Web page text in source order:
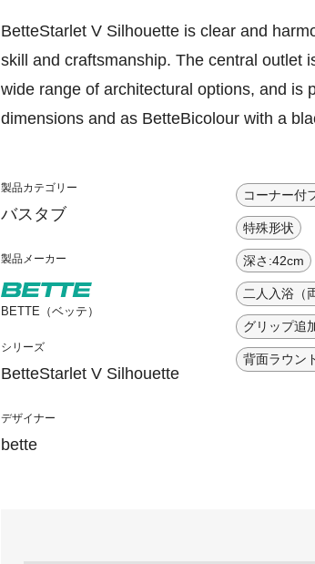
BetteStarlet V Silhouette is clear and
skill and craftsmanship. The central outlet
wide range of architectural options, and is
dimensions and as BetteBicolour with a
製品カテゴリー
バスタブ
製品メーカー
BETTE（ベッテ）
シリーズ
BetteStarlet V Silhouette
デザイナー
bette
コーナー付
特殊形状
深さ:42cm
二人入浴（
グリップ追
背面ラウン